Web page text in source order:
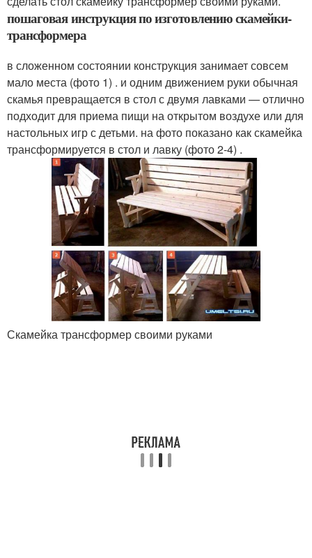
пошаговая инструкция по изготовлению скамейки-
трансформера
в сложенном состоянии конструкция занимает совсем
мало места (фото 1) . и одним движением руки обычная
скамья превращается в стол с двумя лавками — отлично
подходит для приема пищи на открытом воздухе или для
настольных игр с детьми. на фото показано как скамейка
трансформируется в стол и лавку (фото 2-4) .
Скамейка трансформер своими руками